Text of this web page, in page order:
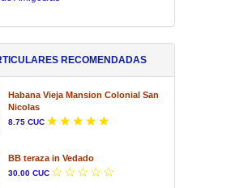
RECOMENDADAS
Habana Vieja Mansion Colonial San
Nicolas
8.75 CUC
BB teraza in Vedado
30.00 CUC